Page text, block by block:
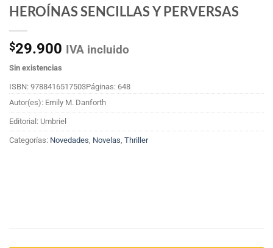
HEROÍNAS SENCILLAS Y PERVERSAS
$29.900 IVA incluido
Sin existencias
ISBN: 9788416517503Páginas: 648
Autor(es): Emily M. Danforth
Editorial: Umbriel
Categorías: Novedades Novelas Thriller